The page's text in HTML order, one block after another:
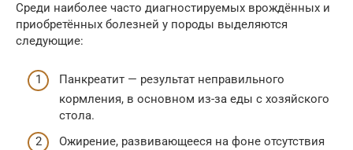
Среди наиболее часто диагностируемых врождённых и
приобретённых болезней у породы выделяются
следующие:
Панкреатит — результат неправильного
кормления, в основном из-за еды с хозяйского
стола.
Ожирение, развивающееся на фоне отсутствия